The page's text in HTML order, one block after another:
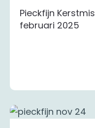
Pieckfijn
februari 2025